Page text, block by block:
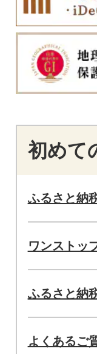
初めて
ふるさと納
ワンストッ
ふるさと納
よくあるご